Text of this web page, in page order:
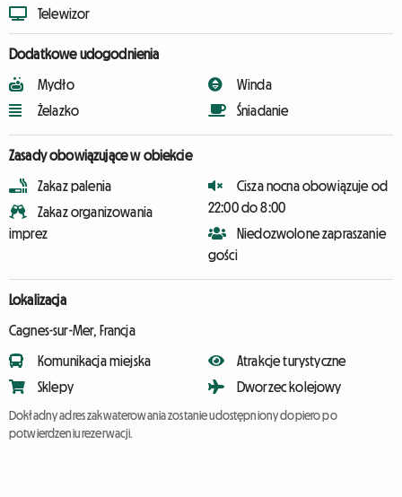
Telewizor
Dodatkowe udogodnienia
Mydło
Żelazko
Winda
Śniadanie
Zasady obowiązujące w obiekcie
Zakaz palenia
Zakaz organizowania
imprez
Cisza nocna obowiązuje od
22:00 do 8:00
Niedozwolone zapraszanie
gości
Lokalizacja
Cagnes-sur-Mer, Francja
Komunikacja miejska
Sklepy
Atrakcje turystyczne
Dworzec kolejowy
Dokładny adres zakwaterowania zostanie udostępniony dopiero po
potwierdzeniu rezerwacji.